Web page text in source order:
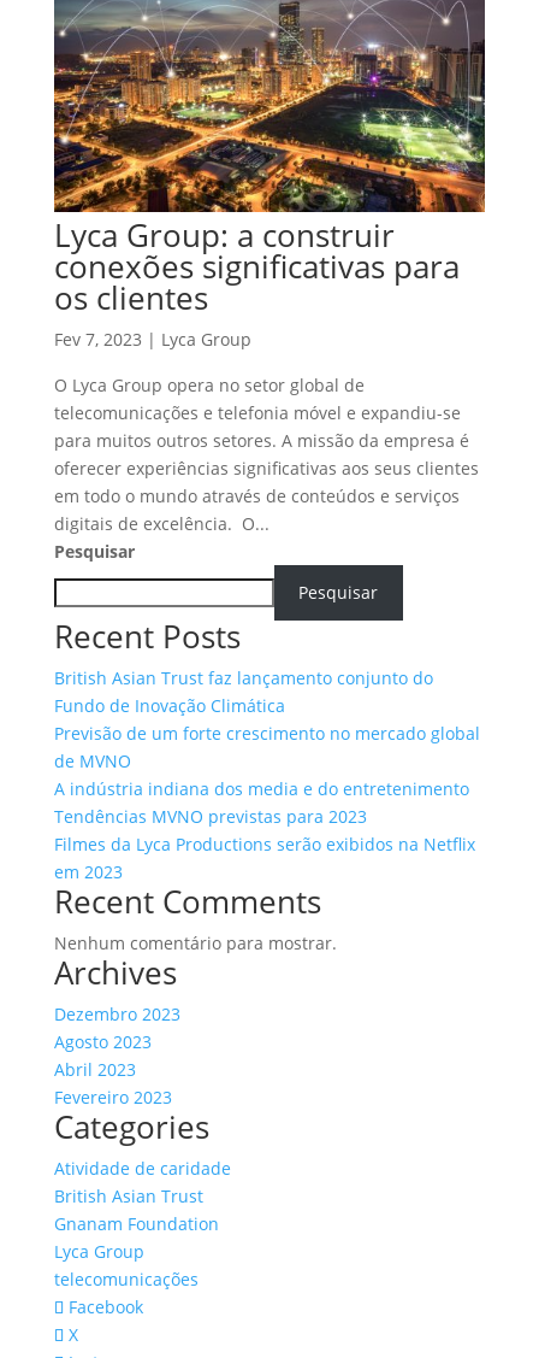
Lyca Group: a construir
conexões significativas para
os clientes
Fev 7, 2023 | Lyca Group
O Lyca Group opera no setor global de
telecomunicações e telefonia móvel e expandiu-se
para muitos outros setores. A missão da empresa é
oferecer experiências significativas aos seus clientes
em todo o mundo através de conteúdos e serviços
digitais de excelência. O...
Pesquisar
Pesquisar
Recent Posts
British Asian Trust faz lançamento conjunto do
Fundo de Inovação Climática
Previsão de um forte crescimento no mercado global
de MVNO
A indústria indiana dos media e do entretenimento
Tendências MVNO previstas para 2023
Filmes da Lyca Productions serão exibidos na Netflix
em 2023
Recent Comments
Nenhum comentário para mostrar.
Archives
Dezembro 2023
Agosto 2023
Abril 2023
Fevereiro 2023
Categories
Atividade de caridade
British Asian Trust
Gnanam Foundation
Lyca Group
telecomunicações
Facebook
X